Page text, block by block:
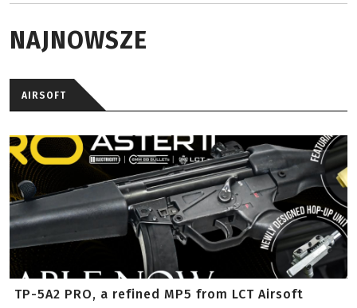
NAJNOWSZE
AIRSOFT
TP-5A2 PRO, a refined MP5 from LCT Airsoft